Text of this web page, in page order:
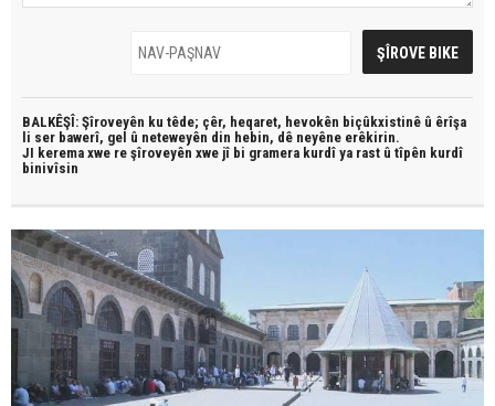
BALKÊŞÎ: Şîroveyên ku têde; çêr, heqaret, hevokên biçûkxistinê û êrîşa
li ser bawerî, gel û neteweyên din hebin, dê neyêne erêkirin.
JI kerema xwe re şîroveyên xwe jî bi gramera kurdî ya rast û tîpên kurdî
binivîsin